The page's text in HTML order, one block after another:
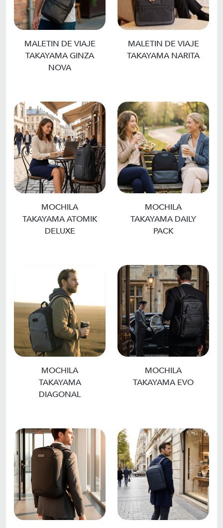
MALETIN DE VIAJE
TAKAYAMA GINZA
NOVA
MALETIN DE VIAJE
TAKAYAMA NARITA
MOCHILA
TAKAYAMA ATOMIK
DELUXE
MOCHILA
TAKAYAMA DAILY
PACK
MOCHILA
TAKAYAMA
DIAGONAL
MOCHILA
TAKAYAMA EVO